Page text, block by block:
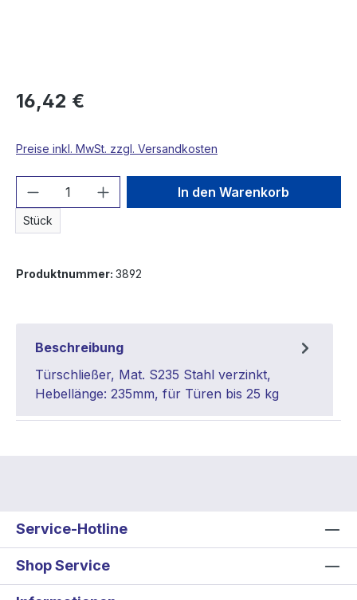
16,42 €
Preise inkl. MwSt. zzgl. Versandkosten
Produkt Anzahl: Gib den
Stück
In den Warenkorb
Produktnummer: 3892
Beschreibung
Türschließer, Mat. S235 Stahl verzinkt,
Hebellänge: 235mm, für Türen bis 25 kg
Service-Hotline
Shop Service